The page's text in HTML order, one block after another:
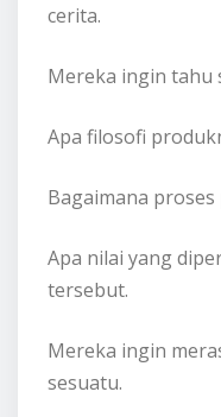
cerita.
Mereka ingin tahu
Apa filosofi
Bagaimana
Apa nilai yang
tersebut.
Mereka ingin
sesuatu.